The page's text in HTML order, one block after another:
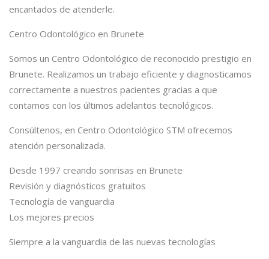
encantados de atenderle.
Centro Odontológico en Brunete
Somos un Centro Odontológico de reconocido prestigio en
Brunete. Realizamos un trabajo eficiente y diagnosticamos
correctamente a nuestros pacientes gracias a que
contamos con los últimos adelantos tecnológicos.
Consúltenos, en Centro Odontológico STM ofrecemos
atención personalizada.
Desde 1997 creando sonrisas en Brunete
Revisión y diagnósticos gratuitos
Tecnología de vanguardia
Los mejores precios
Siempre a la vanguardia de las nuevas tecnologías